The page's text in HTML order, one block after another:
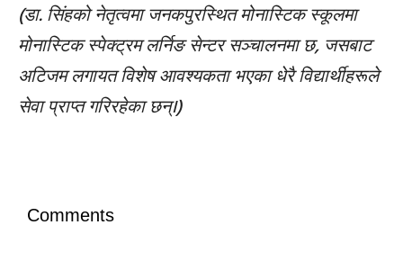
(डा. सिंहको नेतृत्वमा जनकपुरस्थित मोनास्टिक स्कूलमा
मोनास्टिक स्पेक्ट्रम लर्निङ सेन्टर सञ्चालनमा छ, जसबाट
अटिजम लगायत विशेष आवश्यकता भएका धेरै विद्यार्थीहरूले
सेवा प्राप्त गरिरहेका छन्।)
Comments